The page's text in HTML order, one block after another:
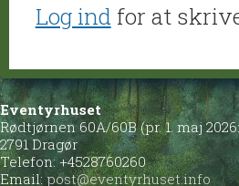
Log ind for at
Eventyrhuset
Rødtjørnen 60A/60B (pr. 1. maj
2791 Dragør
Telefon: +4528760260
Email:post@eventyrhuset.info